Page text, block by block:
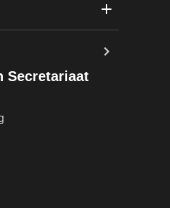
Secretariaat
pagina (opent in nieuw
(opent in nieuw tabblad)
pagina (opent in nieuw
Instagram pagina (opent in
YouTube pagina (opent in